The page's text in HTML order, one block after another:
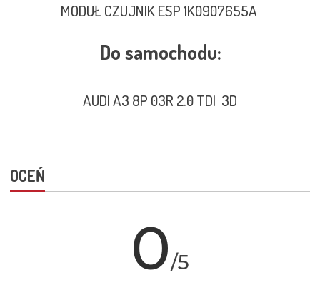
MODUŁ CZUJNIK ESP 1K0907655A
Do samochodu:
AUDI A3 8P 03R 2.0 TDI 3D
OCEŃ
0/5